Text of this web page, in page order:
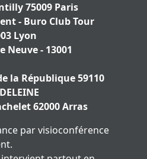
75009 Paris
- Buro Club Tour
Lyon
Neuve - 13001
la République 59110
62000 Arras
par visioconférence